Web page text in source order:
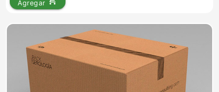
Agregar